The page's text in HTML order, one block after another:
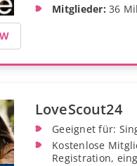
Mitglieder: 36
LoveScout24
Geeignet für:
Kostenlose
Registration,